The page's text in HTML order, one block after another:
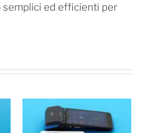
semplici ed efficienti per